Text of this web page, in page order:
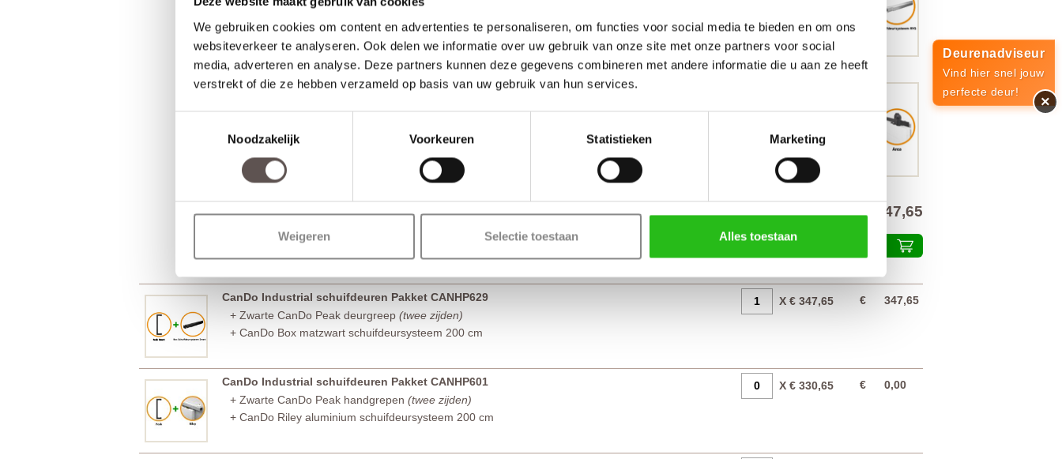
We gebruiken cookies om content en advertenties te personaliseren, om functies voor social media te bieden en om ons
websiteverkeer te analyseren. Ook delen we informatie over uw gebruik van onze site met onze partners voor social
media, adverteren en analyse. Deze partners kunnen deze gegevens combineren met andere informatie die u aan ze heeft
verstrekt of die ze hebben verzameld op basis van uw gebruik van hun services.
Noodzakelijk
Voorkeuren Statistieken Marketing
Weigeren Selectie toestaan Alles toestaan
Totaalprijs inclusief 21% BTW € 347,65
Plaats in winkelmand
CanDo Industrial schuifdeuren Pakket CANHP629
+ Zwarte CanDo Peak deurgreep (twee zijden)
+ CanDo Box matzwart schuifdeursysteem 200 cm
X € 347,65 € 347,65
CanDo Industrial schuifdeuren Pakket CANHP601
+ Zwarte CanDo Peak handgrepen (twee zijden)
+ CanDo Riley aluminium schuifdeursysteem 200 cm
X € 330,65 € 0,00
Deurenadviseur
Vind hier snel jouw
perfecte deur!
×